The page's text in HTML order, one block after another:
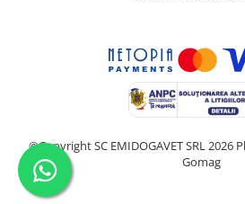
©Copyright SC EMIDOGAVET SRL 2026
Gomag